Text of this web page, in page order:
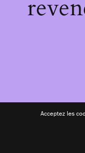
Acceptez les